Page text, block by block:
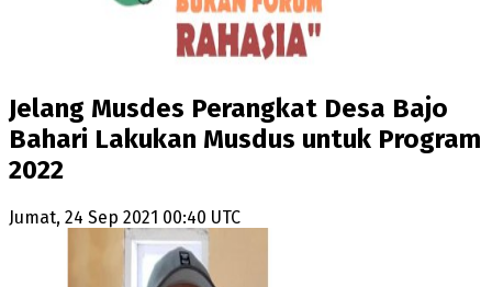
Jelang Musdes Perangkat Desa Bajo
Bahari Lakukan Musdus untuk Program
2022
Jumat, 24 Sep 2021 00:40 UTC